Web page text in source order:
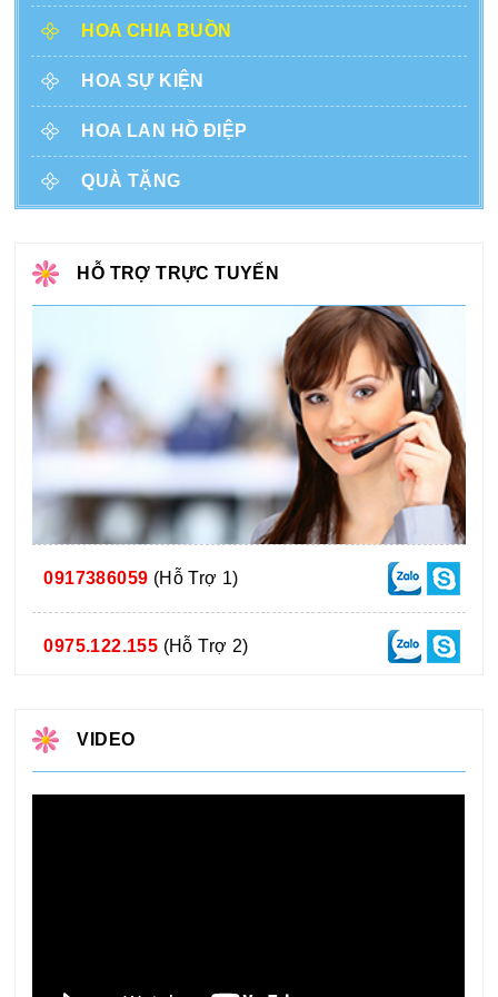
HOA CHIA BUỒN
HOA SỰ KIỆN
HOA LAN HỒ ĐIỆP
QUÀ TẶNG
HỖ TRỢ TRỰC TUYẾN
0917386059 (Hỗ Trợ 1)
0975.122.155 (Hỗ Trợ 2)
VIDEO